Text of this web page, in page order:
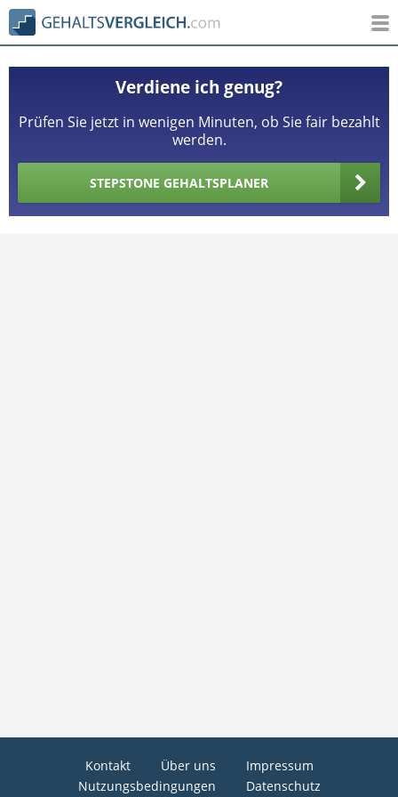
Verdiene ich genug?
Prüfen Sie jetzt in wenigen Minuten, ob Sie fair bezahlt
werden.
STEPSTONE GEHALTSPLANER
Kontakt Über uns
Impressum
Nutzungsbedingungen
Datenschutz